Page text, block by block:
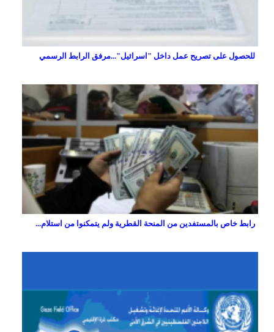
للحصول على تصريح عمل داخل "اسرائيل"...مرفق الرابط الرسمي
رابط خاص بالمستفدين من المنحة القطرية ولم يتمكنوا من استلام...